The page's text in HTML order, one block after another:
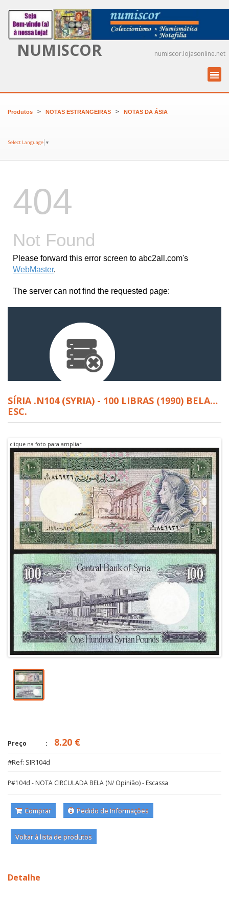
NUMISCOR numiscor.lojasonline.net
Produtos > NOTAS ESTRANGEIRAS > NOTAS DA ÁSIA
Select Language ▼
SÍRIA .N104 (SYRIA) - 100 LIBRAS (1990) BELA…
ESC.
clique na foto para ampliar
Preço 8.20 €
#Ref: SIR104d
P#104d - NOTA CIRCULADA BELA (N/ Opinião) - Escassa
Comprar Pedido de Informações
Voltar à lista de produtos
Detalhe